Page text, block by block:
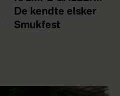
De kendte elsker
Smukfest